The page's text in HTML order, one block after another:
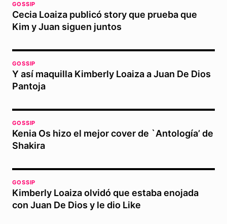
GOSSIP
Cecia Loaiza publicó story que prueba que
Kim y Juan siguen juntos
GOSSIP
Y así maquilla Kimberly Loaiza a Juan De Dios
Pantoja
GOSSIP
Kenia Os hizo el mejor cover de `Antología’ de
Shakira
GOSSIP
Kimberly Loaiza olvidó que estaba enojada
con Juan De Dios y le dio Like